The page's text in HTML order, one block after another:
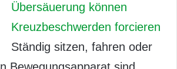
Übersäuerung können
Kreuzbeschwerden forcieren
Ständig sitzen, fahren oder